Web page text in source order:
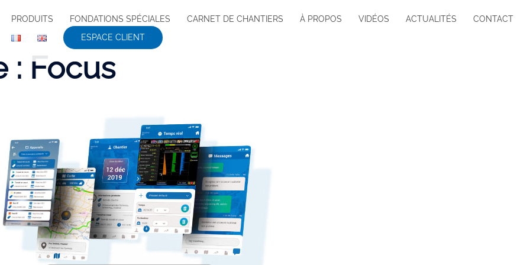
PRODUITS FONDATIONS SPÉCIALES CARNET DE CHANTIERS À PROPOS VIDÉOS ACTUALITÉS
CONTACT
ESPACE CLIENT
: Focus